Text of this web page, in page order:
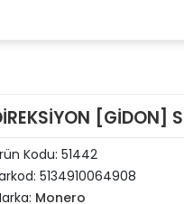
[GİDON]
Kodu: 51442
5134910064908
Monero